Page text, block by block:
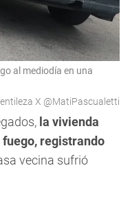
al mediodía en una
X @MatiPascualetti
la vivienda
registrando
vecina sufrió